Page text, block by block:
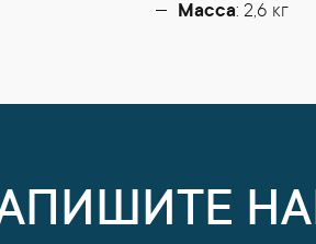
Масса: 2,6 кг